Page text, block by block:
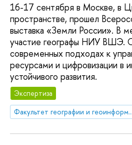
16-17 сентября в Москве, в
пространстве, прошел
выставка «Земли России». В
участие географы НИУ ВШЭ.
современных подходах к
ресурсами и цифровизации в
устойчивого развития.
Экспертиза
Факультет географии и геоинформационных технологий